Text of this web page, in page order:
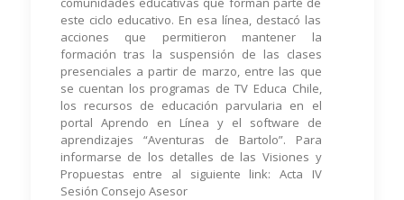
este ciclo educativo. En esa línea, destacó las
acciones que permitieron mantener la
formación tras la suspensión de las clases
presenciales a partir de marzo, entre las que
se cuentan los programas de TV Educa Chile,
los recursos de educación parvularia en el
portal Aprendo en Línea y el software de
aprendizajes “Aventuras de Bartolo”. Para
informarse de los detalles de las Visiones y
Propuestas entre al siguiente link: Acta IV
Sesión Consejo Asesor